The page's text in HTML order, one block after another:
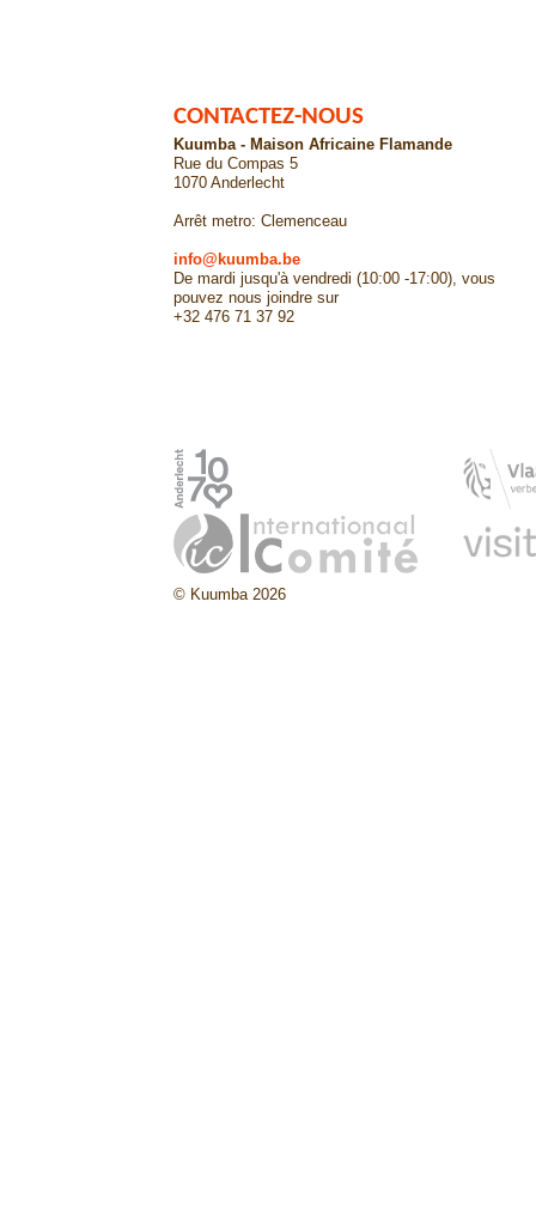
CONTACTEZ-NOUS
Kuumba - Maison Africaine Flamande
Rue du Compas 5
1070 Anderlecht
Arrêt metro: Clemenceau
info@kuumba.be
De mardi jusqu'à vendredi (10:00 -17:00), vous
pouvez nous joindre sur
+32 476 71 37 92
© Kuumba 2026